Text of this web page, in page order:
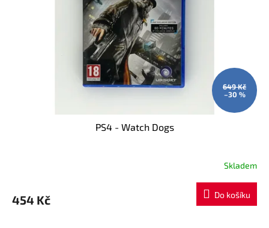
649 Kč
–30 %
PS4 - Watch Dogs
Skladem
454 Kč Do košíku